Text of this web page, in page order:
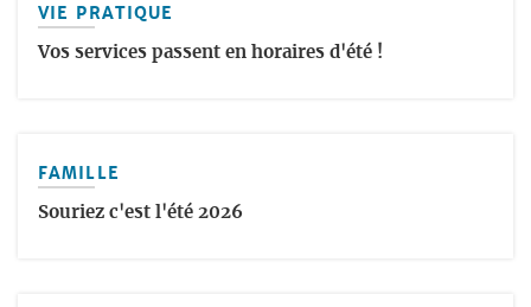
VIE PRATIQUE
Vos services passent en horaires d'été !
FAMILLE
Souriez c'est l'été 2026